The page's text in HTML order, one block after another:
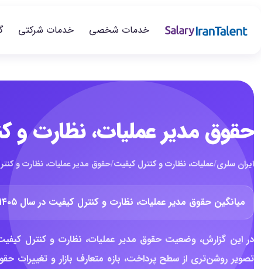
خدمات شخصی خدمات شرکتی
حقوق مدیر عملیات، نظارت و
ایران سلری/عملیات، نظارت و کنترل کیفیت/حقوق مدیر عملیات، نظارت و کنترل
میانگین حقوق مدیر عملیات، نظارت و کنترل کیفیت در سال ۱۴۰۵ حدود
در این گزارش، وضعیت حقوق مدیر عملیات، نظارت و کنترل
تصویر روشن‌تری از سطح پرداخت، بازه متعارف بازار و تغییرات